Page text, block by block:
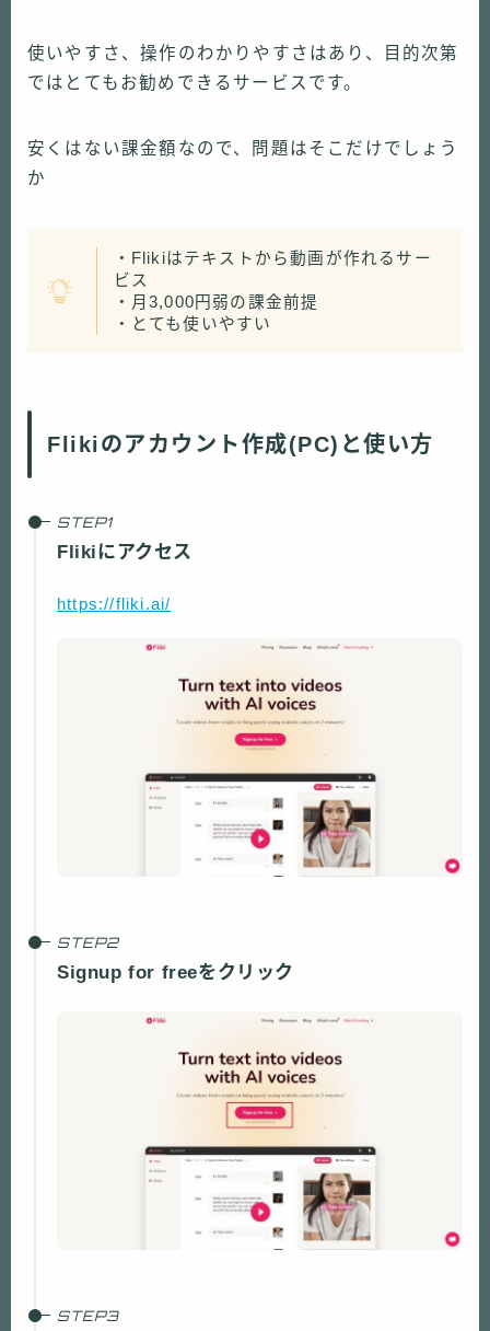
使いやすさ、操作のわかりやすさはあり、目的次第
ではとてもお勧めできるサービスです。
安くはない課金額なので、問題はそこだけでしょう
か
・Flikiはテキストから動画が作れるサー
ビス
・月3,000円弱の課金前提
・とても使いやすい
Flikiのアカウント作成(PC)と使い方
Flikiにアクセス
https://fliki.ai/
Signup for freeをクリック